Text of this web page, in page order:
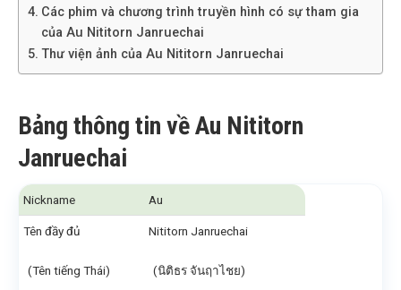
Các phim và chương trình truyền hình có sự tham gia
của Au Nititorn Janruechai
Thư viện ảnh của Au Nititorn Janruechai
Bảng thông tin về Au Nititorn
Janruechai
Nickname Au
Tên đầy đủ
(Tên tiếng Thái)
Nititorn Janruechai
(นิติธร จันฤาไชย)